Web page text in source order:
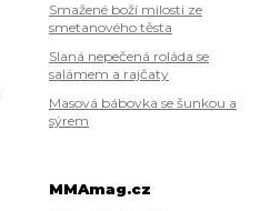
Smažené boží milosti ze
smetanového těsta
Slaná nepečená roláda se
salámem a rajčaty
Masová bábovka se šunkou a
sýrem
MMAmag.cz